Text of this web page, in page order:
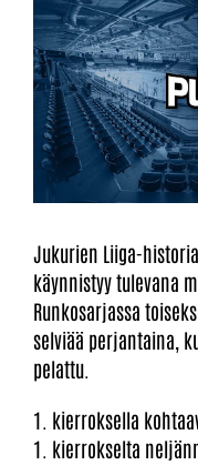
Jukurien Liiga-
käynnistyy tulevana
Runkosarjassa
selviää perjantaina,
pelattu.
1. kierroksella
1. kierrokselta